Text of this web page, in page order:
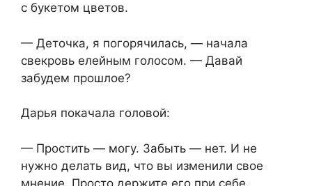
с букетом цветов.
— Деточка, я погорячилась, — начала
свекровь елейным голосом. — Давай
забудем прошлое?
Дарья покачала головой:
— Простить — могу. Забыть — нет. И не
нужно делать вид, что вы изменили свое
мнение. Просто держите его при себе.